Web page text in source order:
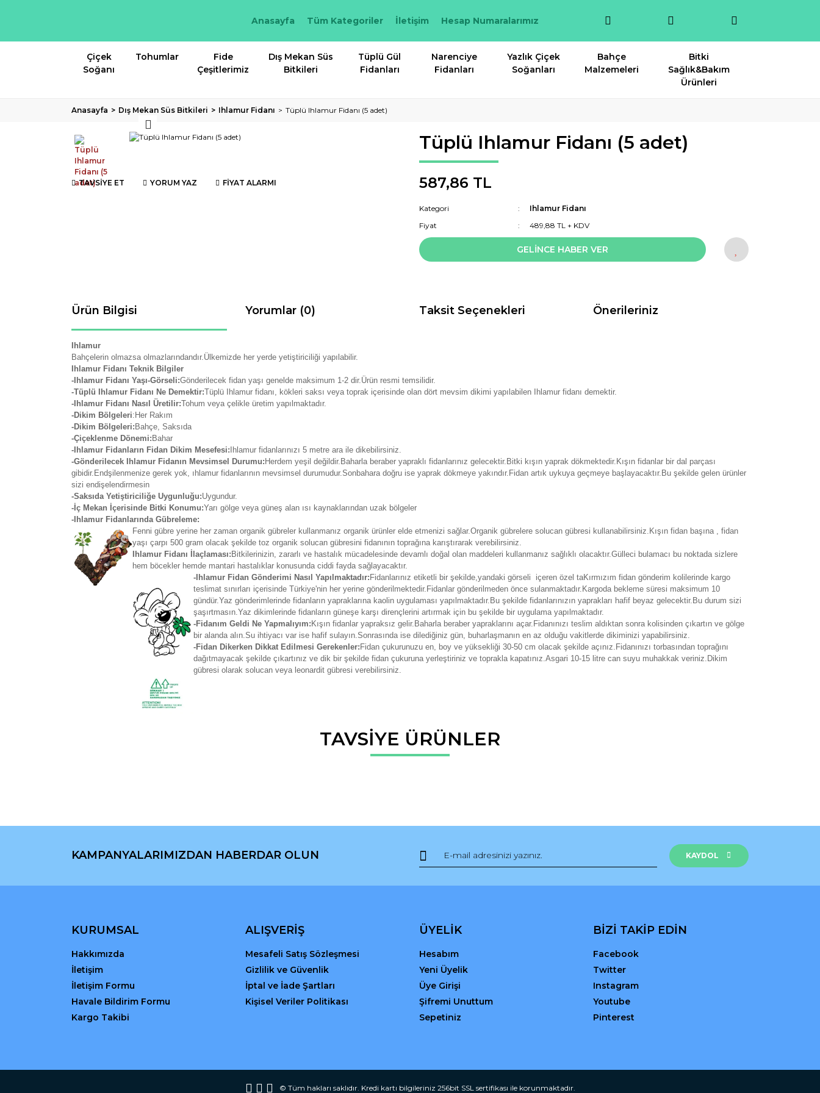
Anasayfa Tüm Kategoriler İletişim Hesap Numaralarımız
Çiçek
Soğanı
Tohumlar
Fide
Çeşitlerimiz
Dış Mekan Süs
Bitkileri
Tüplü Gül
Fidanları
Narenciye
Fidanları
Yazlık Çiçek
Soğanları
Bahçe
Malzemeleri
Bitki
Sağlık&Bakım
Ürünleri
Anasayfa Dış Mekan Süs Bitkileri Ihlamur Fidanı Tüplü Ihlamur Fidanı (5 adet)
TAVSİYE ET YORUM YAZ FİYAT ALARMI
Tüplü Ihlamur Fidanı (5 adet)
587,86 TL
Kategori
Ihlamur Fidanı
Fiyat
489,88 TL + KDV
GELİNCE HABER VER
Ürün Bilgisi Yorumlar (0) Taksit Seçenekleri Önerileriniz
Ihlamur
Bahçelerin olmazsa olmazlarındandır.Ülkemizde her yerde yetiştiriciliği yapılabilir.
Ihlamur Fidanı Teknik Bilgiler
-Ihlamur Fidanı Yaşı-Görseli:Gönderilecek fidan yaşı genelde maksimum 1-2 dir.Ürün resmi temsilidir.
-Tüplü Ihlamur Fidanı Ne Demektir:Tüplü Ihlamur fidanı, kökleri saksı veya toprak içerisinde olan dört mevsim dikimi yapılabilen Ihlamur fidanı demektir.
-Ihlamur Fidanı Nasıl Üretilir:Tohum veya çelikle üretim yapılmaktadır.
-Dikim Bölgeleri:Her Rakım
-Dikim Bölgeleri: Bahçe, Saksıda
-Çiçeklenme Dönemi: Bahar
-Ihlamur Fidanların Fidan Dikim Mesefesi: Ihlamur fidanlarınızı 5 metre ara ile dikebilirsiniz.
-Gönderilecek Ihlamur Fidanın Mevsimsel Durumu: Herdem yeşil değildir.Baharla beraber yapraklı fidanlarınız gelecektir.Bitki kışın yaprak dökmektedir.Kışın fidanlar bir dal parçası
gibidir.Endşilenmenize gerek yok, ıhlamur fidanlarının mevsimsel durumudur.Sonbahara doğru ise yaprak dökmeye yakındır.Fidan artık uykuya geçmeye başlayacaktır.Bu şekilde gelen ürünler
sizi endişelendirmesin
-Saksıda Yetiştiriciliğe Uygunluğu:Uygundur.
-İç Mekan İçerisinde Bitki Konumu:Yarı gölge veya güneş alan ısı kaynaklarından uzak bölgeler
-Ihlamur Fidanlarında Gübreleme:
Fenni gübre yerine her zaman organik gübreler kullanmanız organik ürünler elde etmenizi sağlar.Organik gübrelere solucan gübresi kullanabilirsiniz.Kışın fidan başına , fidan
yaşı çarpı 500 gram olacak şekilde toz organik solucan gübresini fidanının toprağına karıştırarak verebilirsiniz.
Ihlamur Fidanı İlaçlaması: Bitkilerinizin, zararlı ve hastalık mücadelesinde devamlı doğal olan maddeleri kullanmanız sağlıklı olacaktır.Gülleci bulamacı bu noktada sizlere
hem böcekler hemde mantari hastalıklar konusunda ciddi fayda sağlayacaktır.
-Ihlamur Fidan Gönderimi Nasıl Yapılmaktadır: Fidanlarınız etiketli bir şekilde,yandaki görseli içeren özel taKırmızım fidan gönderim kolilerinde kargo
teslimat sınırları içerisinde Türkiye'nin her yerine gönderilmektedir.Fidanlar gönderilmeden önce sulanmaktadır.Kargoda bekleme süresi maksimum 10
gündür.Yaz gönderimlerinde fidanların yapraklarına kaolin uygulaması yapılmaktadır.Bu şekilde fidanlarınızın yaprakları hafif beyaz gelecektir.Bu durum sizi
şaşırtmasın.Yaz dikimlerinde fidanların güneşe karşı dirençlerini artırmak için bu şekilde bir uygulama yapılmaktadır.
-Fidanım Geldi Ne Yapmalıyım: Kışın fidanlar yapraksız gelir.Baharla beraber yapraklarını açar.Fidanınızı teslim aldıktan sonra kolisinden çıkartın ve gölge
bir alanda alın.Su ihtiyacı var ise hafif sulayın.Sonrasında ise dilediğiniz gün, buharlaşmanın en az olduğu vakitlerde dikiminizi yapabilirsiniz.
-Fidan Dikerken Dikkat Edilmesi Gerekenler: Fidan çukurunuzu en, boy ve yüksekliği 30-50 cm olacak şekilde açınız.Fidanınızı torbasından toprağını
dağıtmayacak şekilde çıkartınız ve dik bir şekilde fidan çukuruna yerleştiriniz ve toprakla kapatınız.Asgari 10-15 litre can suyu muhakkak veriniz.Dikim
gübresi olarak solucan veya leonardit gübresi verebilirsiniz.
Bu ürüne ilk yorumu siz yapın!
Bu ürünün fiyat bilgisi, resim, ürün açıklamalarında ve diğer konularda yetersiz gördüğünüz noktaları öneri formunu kullanarak tarafımıza iletebilirsiniz.
TAVSİYE ÜRÜNLER
KAMPANYALARIMIZDAN HABERDAR OLUN KAYDOL
KURUMSAL
Hakkımızda
İletişim
İletişim Formu
Havale Bildirim Formu
Kargo Takibi
ALIŞVERİŞ
Mesafeli Satış Sözleşmesi
Gizlilik ve Güvenlik
İptal ve İade Şartları
Kişisel Veriler Politikası
ÜYELİK
Hesabım
Yeni Üyelik
Üye Girişi
Şifremi Unuttum
Sepetiniz
BİZİ TAKİP EDİN
Facebook
Twitter
Instagram
Youtube
Pinterest
© Tüm hakları saklıdır. Kredi kartı bilgileriniz 256bit SSL sertifikası ile korunmaktadır.